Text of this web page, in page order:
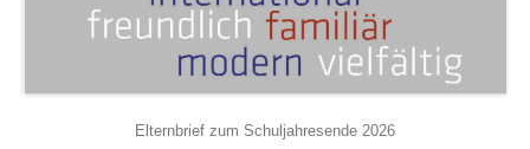
Elternbrief zum Schuljahresende 2026